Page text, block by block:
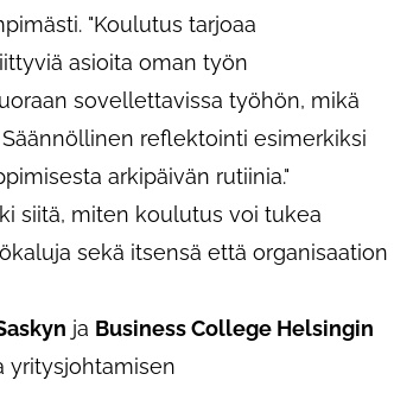
"Koulutus tarjoaa
asioita oman työn
sovellettavissa työhön, mikä
reflektointi esimerkiksi
arkipäivän rutiinia."
siitä, miten koulutus voi tukea
sekä itsensä että organisaation
ja Business College Helsingin
yritysjohtamisen